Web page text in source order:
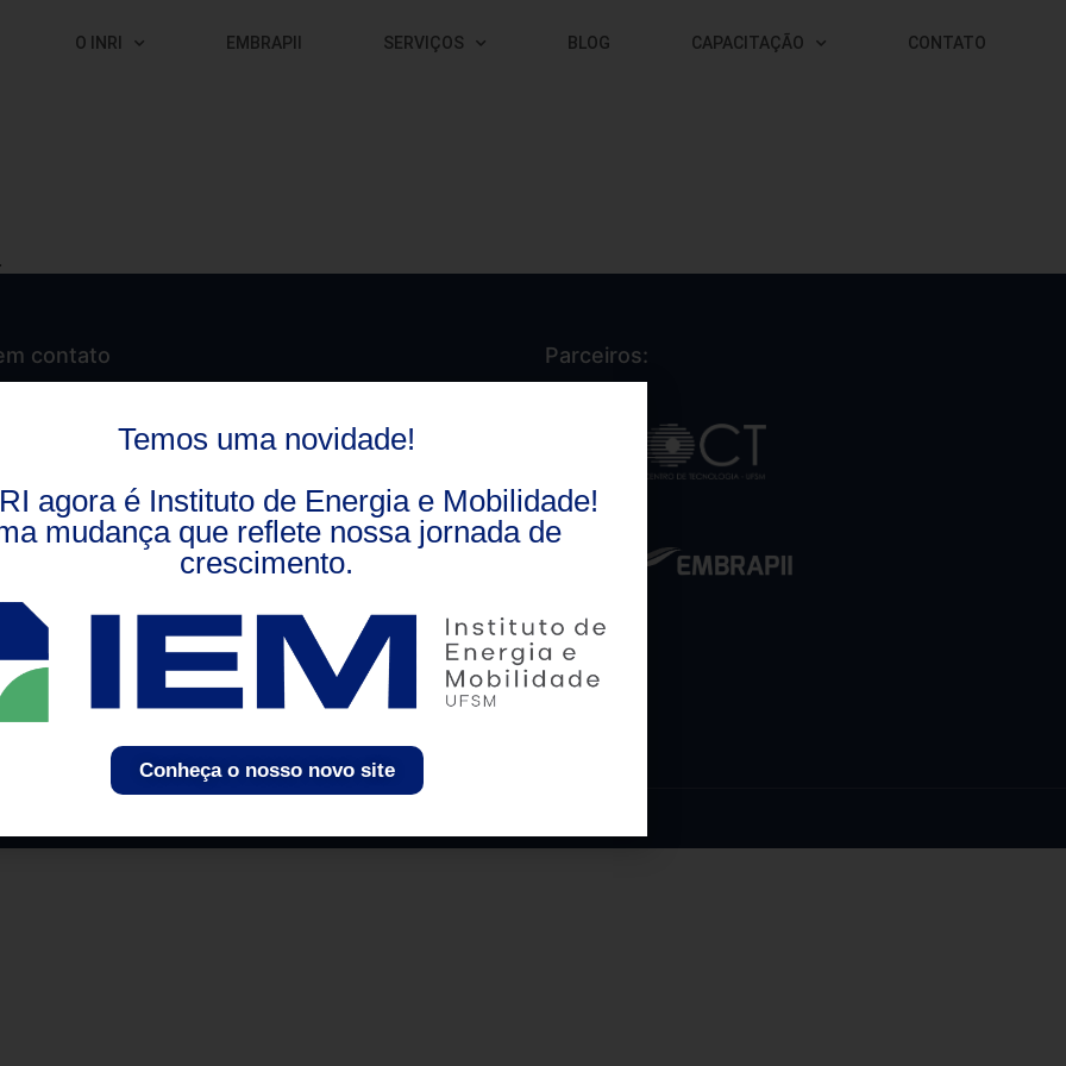
O INRI EMBRAPII SERVIÇOS BLOG CAPACITAÇÃO CONTATO
contato
– RS
3220-8924
Parceiros:
Temos uma novidade!
agora é Instituto de Energia e Mobilidade!
mudança que reflete nossa jornada de
crescimento.
Conheça o nosso novo site